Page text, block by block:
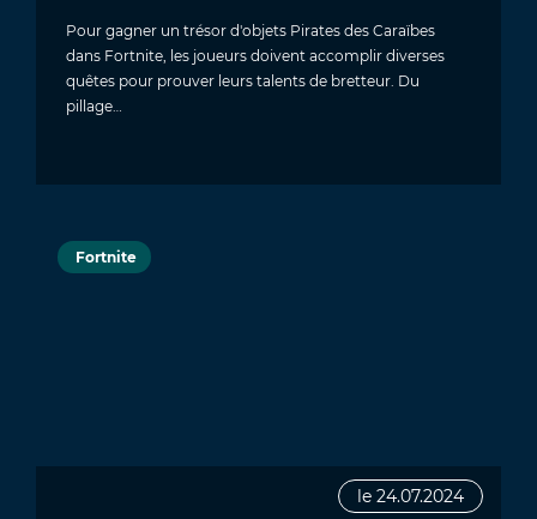
Pour gagner un trésor d'objets Pirates des Caraïbes
dans Fortnite, les joueurs doivent accomplir diverses
quêtes pour prouver leurs talents de bretteur. Du
pillage…
Fortnite
le 24.07.2024